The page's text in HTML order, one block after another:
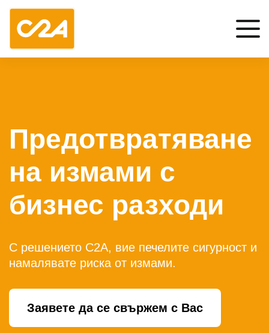
Предотвратяване
на измами с
бизнес разходи
С решението C2A, вие печелите сигурност и
намалявате риска от измами.
Заявете да се свържем с Вас